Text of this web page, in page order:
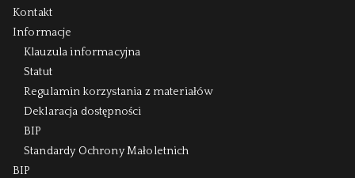
Kontakt
Informacje
Klauzula informacyjna
Statut
Regulamin korzystania z materiałów
Deklaracja dostępności
BIP
Standardy Ochrony Małoletnich
BIP